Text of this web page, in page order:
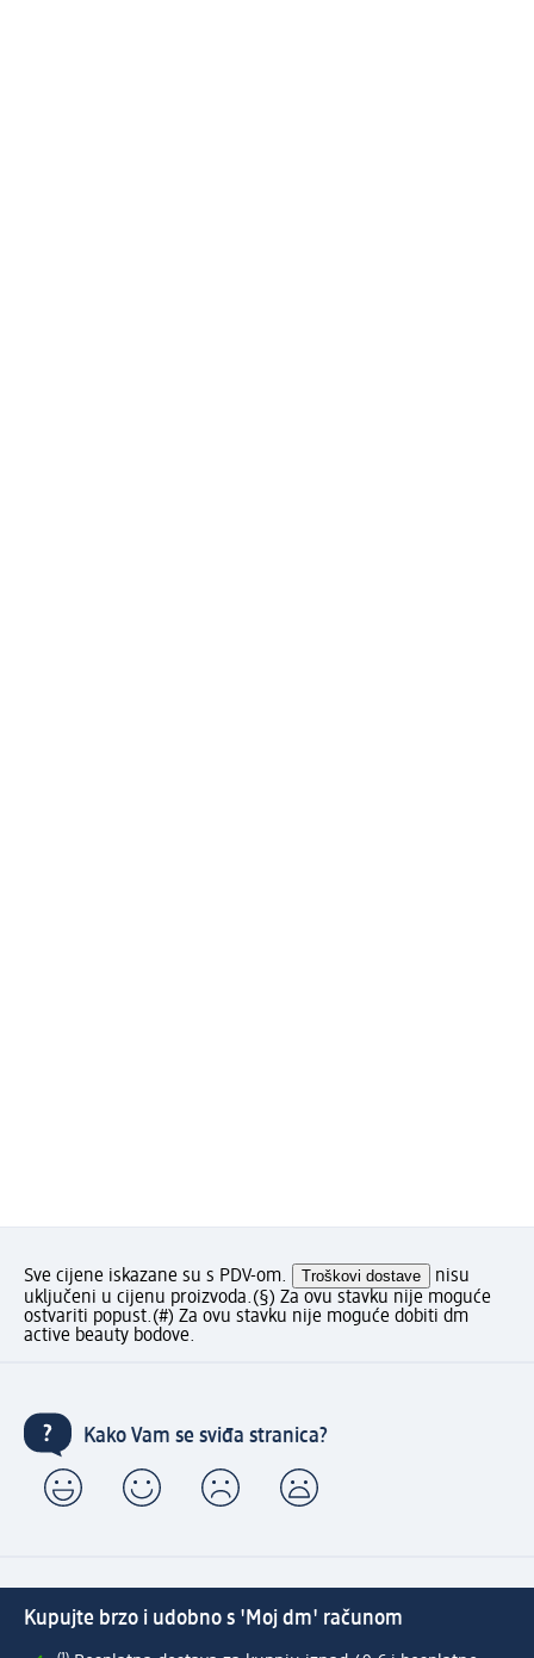
Sve cijene iskazane su s PDV-om. Troškovi dostave
nisu
uključeni u cijenu proizvoda.(§) Za ovu stavku nije moguće
ostvariti popust.(#) Za ovu stavku nije moguće dobiti dm
active beauty bodove.
Kako Vam se sviđa stranica?
Kupujte brzo i udobno s 'Moj dm' računom